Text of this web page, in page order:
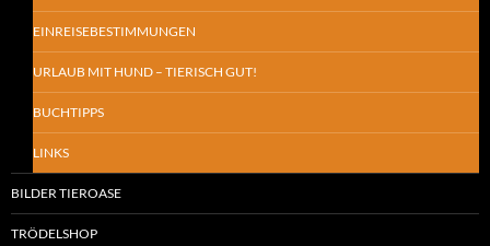
EINREISEBESTIMMUNGEN
URLAUB MIT HUND – TIERISCH GUT!
BUCHTIPPS
LINKS
BILDER TIEROASE
TRÖDELSHOP